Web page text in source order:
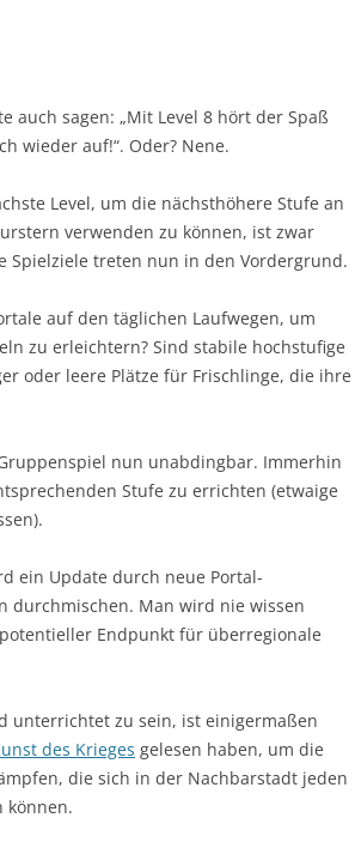
auch sagen: „Mit Level 8 hört der Spaß
wieder auf!“. Oder? Nene.
Level, um die nächsthöhere Stufe an
verwenden zu können, ist zwar
Spielziele treten nun in den Vordergrund.
auf den täglichen Laufwegen, um
zu erleichtern? Sind stabile hochstufige
oder leere Plätze für Frischlinge, die ihre
nun unabdingbar. Immerhin
Stufe zu errichten (etwaige
ein Update durch neue Portal-
durchmischen. Man wird nie wissen
Endpunkt für überregionale
unterrichtet zu sein, ist einigermaßen
des Krieges gelesen haben, um die
die sich in der Nachbarstadt jeden
können.